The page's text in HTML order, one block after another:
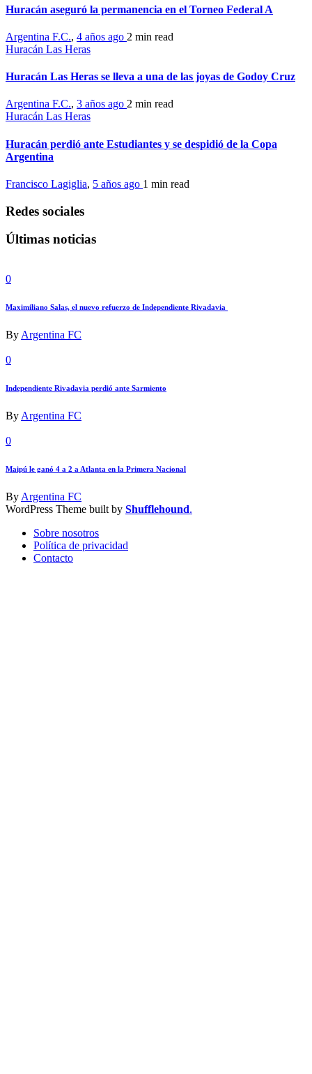
Huracán aseguró la permanencia en el Torneo Federal A
Argentina F.C., 4 años ago 2 min read
Huracán Las Heras
Huracán Las Heras se lleva a una de las joyas de Godoy Cruz
Argentina F.C., 3 años ago 2 min read
Huracán Las Heras
Huracán perdió ante Estudiantes y se despidió de la Copa
Argentina
Francisco Lagiglia, 5 años ago 1 min read
Redes sociales
Últimas noticias
0
Maximiliano Salas, el nuevo refuerzo de Independiente Rivadavia
By Argentina FC
0
Independiente Rivadavia perdió ante Sarmiento
By Argentina FC
0
Maipú le ganó 4 a 2 a Atlanta en la Primera Nacional
By Argentina FC
WordPress Theme built by Shufflehound.
Sobre nosotros
Política de privacidad
Contacto